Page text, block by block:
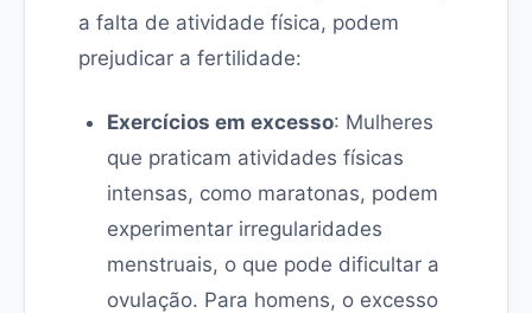
a falta de atividade física, podem
prejudicar a fertilidade:
Exercícios em excesso: Mulheres
que praticam atividades físicas
intensas, como maratonas, podem
experimentar irregularidades
menstruais, o que pode dificultar a
ovulação. Para homens, o excesso